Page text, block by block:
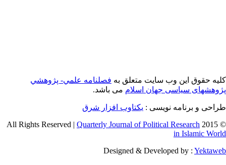
حقوق این وب سایت متعلق بهفصلنامه علمي- پژوهشي
سیاسی جهان اسلاممی باشد.
و برنامه نویسی : یکتاوب افزار شرق
©
Quarterly Journal of Political Research
in Islamic
Designed & Developed by :